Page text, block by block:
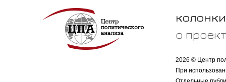
колонки
о
2026 © Центр
При